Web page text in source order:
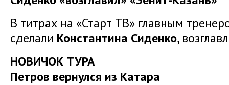
В титрах на «Старт ТВ» главным
сделали Константина Сиденко,
НОВИЧОК ТУРА
Петров вернулся из Катара